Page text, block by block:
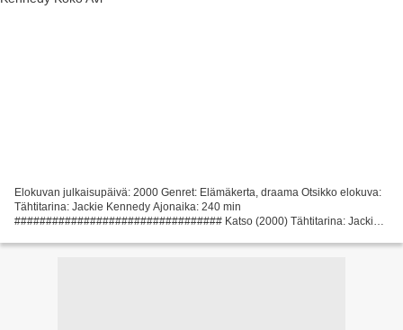
Elokuvan julkaisupäivä: 2000 Genret: Elämäkerta, draama Otsikko elokuva:
Tähtitarina: Jackie Kennedy Ajonaika: 240 min
################################# Katso (2000) Tähtitarina: Jackie
Luettelo...